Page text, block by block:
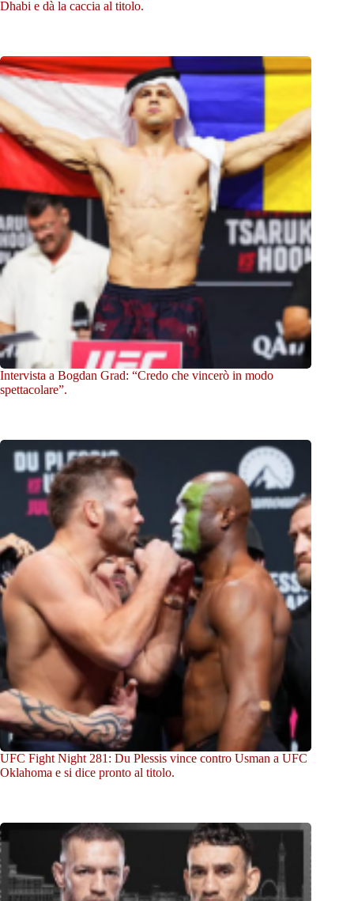
Dhabi e dà la caccia al titolo.
Intervista a Bogdan Grad: “Credo che vincerò in modo
spettacolare”.
UFC Fight Night 281: Du Plessis vince contro Usman a UFC
Oklahoma e si dice pronto al titolo.